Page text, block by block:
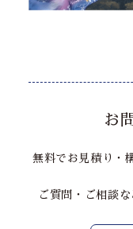
お
無料でお見積り・
ご質問・ご相談